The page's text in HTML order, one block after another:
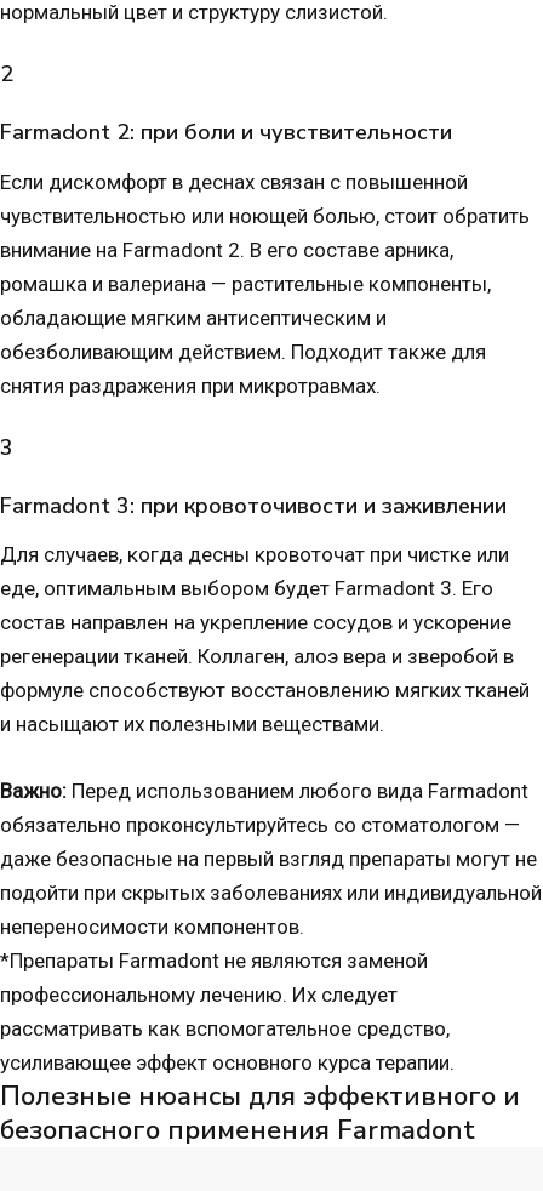
нормальный цвет и структуру слизистой.
2
Farmadont 2: при боли и чувствительности
Если дискомфорт в деснах связан с повышенной
чувствительностью или ноющей болью, стоит обратить
внимание на Farmadont 2. В его составе арника,
ромашка и валериана — растительные компоненты,
обладающие мягким антисептическим и
обезболивающим действием. Подходит также для
снятия раздражения при микротравмах.
3
Farmadont 3: при кровоточивости и заживлении
Для случаев, когда десны кровоточат при чистке или
еде, оптимальным выбором будет Farmadont 3. Его
состав направлен на укрепление сосудов и ускорение
регенерации тканей. Коллаген, алоэ вера и зверобой в
формуле способствуют восстановлению мягких тканей
и насыщают их полезными веществами.
Важно: Перед использованием любого вида Farmadont
обязательно проконсультируйтесь со стоматологом —
даже безопасные на первый взгляд препараты могут не
подойти при скрытых заболеваниях или индивидуальной
непереносимости компонентов.
*Препараты Farmadont не являются заменой
профессиональному лечению. Их следует
рассматривать как вспомогательное средство,
усиливающее эффект основного курса терапии.
Полезные нюансы для эффективного и
безопасного применения Farmadont